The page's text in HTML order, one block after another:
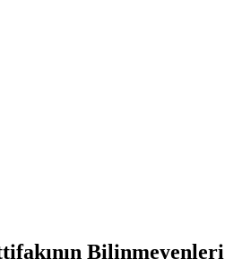
Bilinmeyenleri